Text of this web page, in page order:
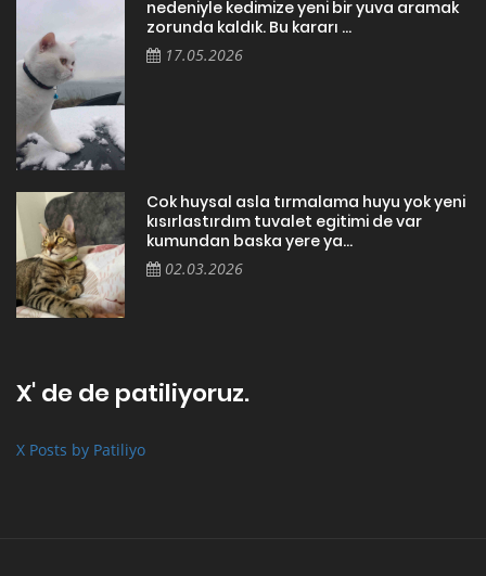
nedeniyle kedimize yeni bir yuva aramak
zorunda kaldık. Bu kararı ...
17.05.2026
Cok huysal asla tırmalama huyu yok yeni
kısırlastırdım tuvalet egitimi de var
kumundan baska yere ya...
02.03.2026
X' de de patiliyoruz.
X Posts by Patiliyo